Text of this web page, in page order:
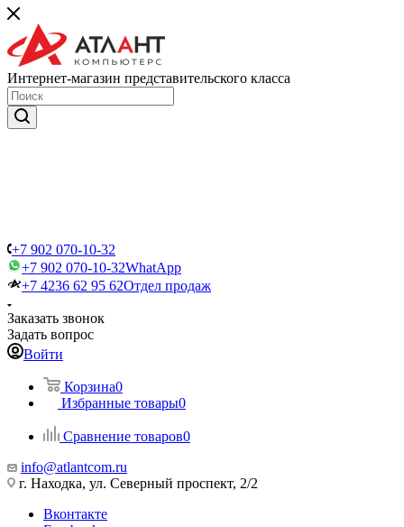
Интернет-магазин представительского класса
+7 902 070-10-32
+7 902 070-10-32WhatApp
+7 4236 62 95 62Отдел продаж
Заказать звонок
Задать вопрос
Войти
Корзина0
Избранные товары0
Сравнение товаров0
info@atlantcom.ru
г. Находка, ул. Северный проспект, 2/2
Вконтакте